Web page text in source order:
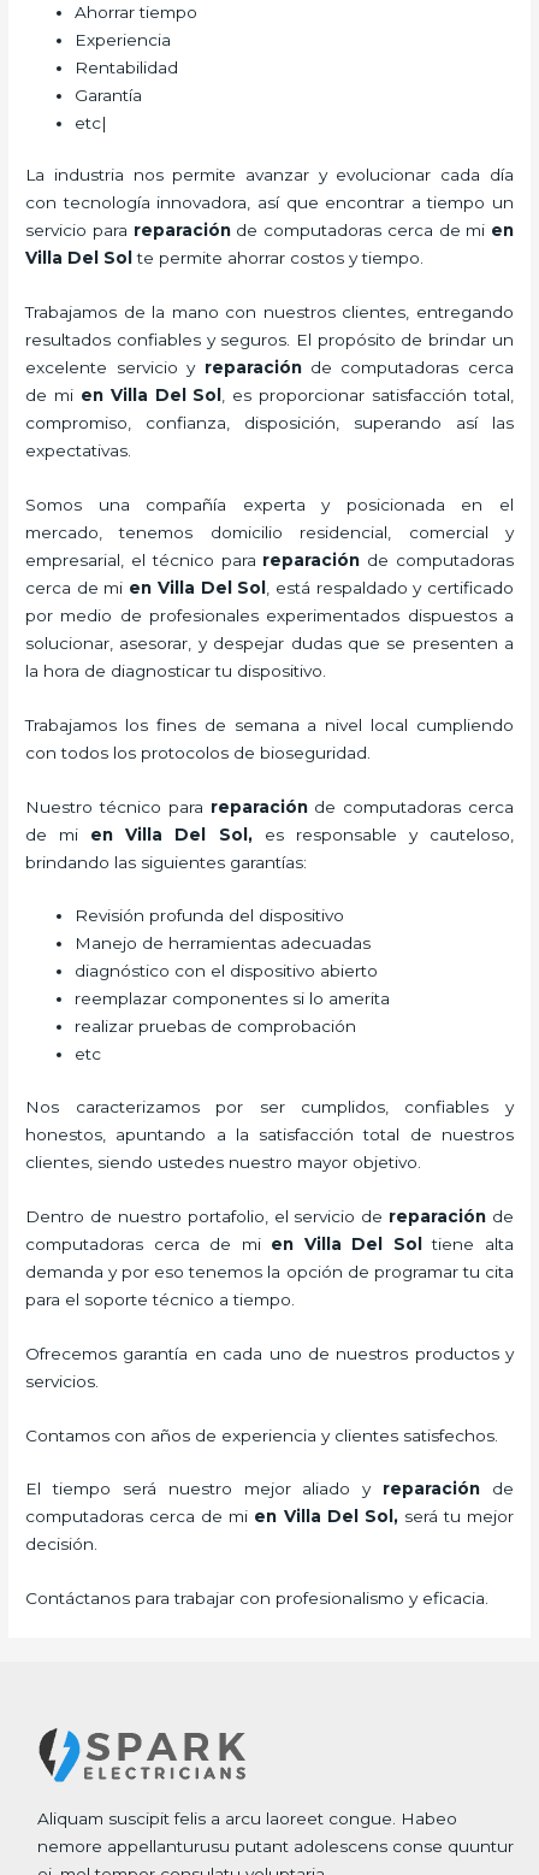
Ahorrar tiempo
Experiencia
Rentabilidad
Garantía
etc|
La industria nos permite avanzar y evolucionar cada día
con tecnología innovadora, así que encontrar a tiempo un
servicio para reparaciónde computadoras cerca de mi en
Villa Del Sol te permite ahorrar costos y tiempo.
Trabajamos de la mano con nuestros clientes, entregando
resultados confiables y seguros. El propósito de brindar un
excelente servicio y reparaciónde computadoras cerca
de mi en Villa Del Sol
, es proporcionar satisfacción total,
compromiso, confianza, disposición, superando así las
expectativas.
Somos una compañía experta y posicionada en el
mercado, tenemos domicilio residencial, comercial y
empresarial, el técnico para reparación de computadoras
cerca de mi en Villa Del Sol
, está respaldado y certificado
por medio de profesionales experimentados dispuestos a
solucionar, asesorar, y despejar dudas que se presenten a
la hora de diagnosticar tu dispositivo.
Trabajamos los fines de semana a nivel local cumpliendo
con todos los protocolos de bioseguridad.
Nuestro técnico para reparaciónde computadoras cerca
de mi en Villa Del Sol, es responsable y cauteloso,
brindando las siguientes garantías:
Revisión profunda del dispositivo
Manejo de herramientas adecuadas
diagnóstico con el dispositivo abierto
reemplazar componentes si lo amerita
realizar pruebas de comprobación
etc
Nos caracterizamos por ser cumplidos, confiables y
honestos, apuntando a la satisfacción total de nuestros
clientes, siendo ustedes nuestro mayor objetivo.
Dentro de nuestro portafolio, el servicio de reparación de
computadoras
cerca de mi en Villa Del Sol
tiene alta
demanda y por eso tenemos la opción de programar tu cita
para el soporte técnico a tiempo.
Ofrecemos garantía en cada uno de nuestros productos y
servicios.
Contamos con años de experiencia y clientes satisfechos.
El tiempo será nuestro mejor aliado y reparación de
computadoras cerca de mi en Villa Del Sol, será tu mejor
decisión.
Contáctanos para trabajar con profesionalismo y eficacia.
Aliquam suscipit felis a arcu laoreet congue. Habeo
nemore appellanturusu putant adolescens conse quuntur